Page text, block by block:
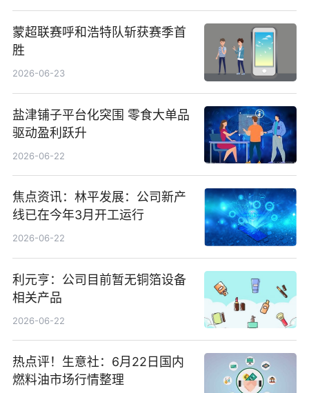
蒙超联赛呼和浩特队斩获赛季首
胜
2026-06-23
盐津铺子平台化突围 零食大单品
驱动盈利跃升
2026-06-22
焦点资讯：林平发展：公司新产
线已在今年3月开工运行
2026-06-22
利元亨：公司目前暂无铜箔设备
相关产品
2026-06-22
热点评！生意社：6月22日国内
燃料油市场行情整理